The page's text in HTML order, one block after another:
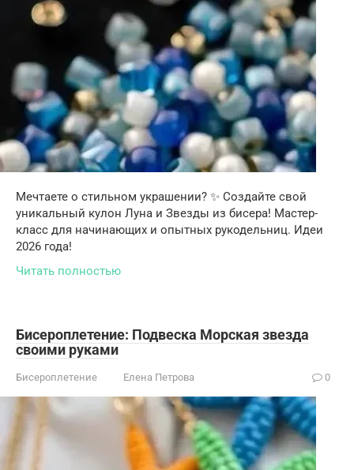
Мечтаете о стильном украшении? ✨ Создайте свой
уникальный кулон Луна и Звезды из бисера! Мастер-
класс для начинающих и опытных рукодельниц. Идеи
2026 года!
Читать полностью
Бисероплетение: Подвеска Морская звезда
своими руками
Бисероплетение Елена Петрова 0